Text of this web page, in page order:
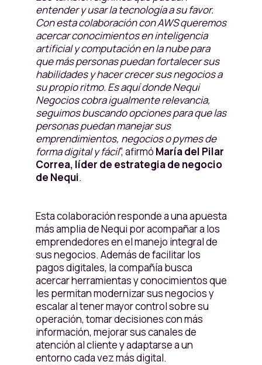
entender y usar la tecnología a su favor.
Con esta colaboración con AWS queremos
acercar conocimientos en inteligencia
artificial y computación en la nube para
que más personas puedan fortalecer sus
habilidades y hacer crecer sus negocios a
su propio ritmo. Es aquí donde Nequi
Negocios cobra igualmente relevancia,
seguimos buscando opciones para que las
personas puedan manejar sus
emprendimientos, negocios o pymes de
forma digital y fácil”, afirmó María del Pilar
Correa, líder de estrategia de negocio
de Nequi.
Esta colaboración responde a una apuesta
más amplia de Nequi por acompañar a los
emprendedores en el manejo integral de
sus negocios. Además de facilitar los
pagos digitales, la compañía busca
acercar herramientas y conocimientos que
les permitan modernizar sus negocios y
escalar al tener mayor control sobre su
operación, tomar decisiones con más
información, mejorar sus canales de
atención al cliente y adaptarse a un
entorno cada vez más digital.